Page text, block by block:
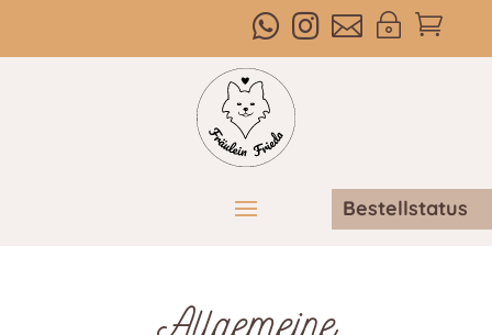

~



Bestellstatus